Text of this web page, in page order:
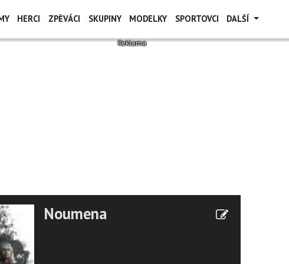
HERCI ZPĚVÁCI SKUPINY MODELKY SPORTOVCI DALŠÍ
Noumena